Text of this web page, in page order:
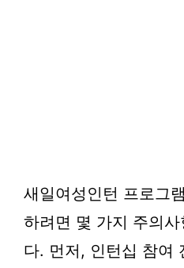
새일여성인턴 프로그
하려면 몇 가지 주의
다. 먼저, 인턴십 참여